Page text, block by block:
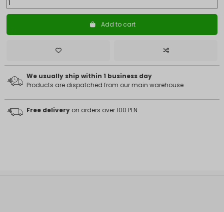
Add to cart
We usually ship within 1 business day
Products are dispatched from our main warehouse
Free delivery on orders over 100 PLN